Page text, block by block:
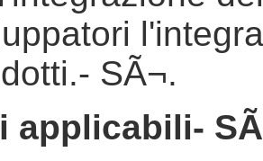
- SÃ¬.
applicabili-